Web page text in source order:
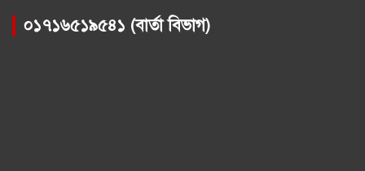
০১৭১৬৫১৯৫৪১ (বার্তা বিভাগ)